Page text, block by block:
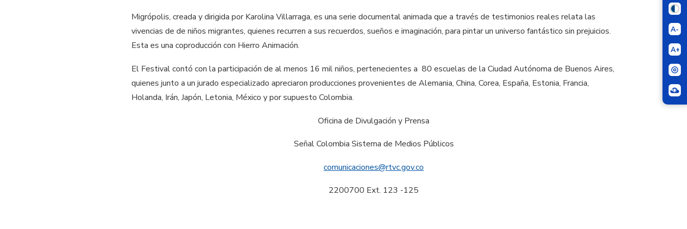
A-
A+
Migrópolis, creada y dirigida por Karolina Villarraga, es una serie documental animada que a través de testimonios reales relata las
vivencias de de niños migrantes, quienes recurren a sus recuerdos, sueños e imaginación, para pintar un universo fantástico sin prejuicios.
Esta es una coproducción con Hierro Animación.
El Festival contó con la participación de al menos 16 mil niños, pertenecientes a 80 escuelas de la Ciudad Autónoma de Buenos Aires,
quienes junto a un jurado especializado apreciaron producciones provenientes de Alemania, China, Corea, España, Estonia, Francia,
Holanda, Irán, Japón, Letonia, México y por supuesto Colombia.
Oficina de Divulgación y Prensa
Señal Colombia Sistema de Medios Públicos
comunicaciones@rtvc.gov.co
2200700 Ext. 123 -125